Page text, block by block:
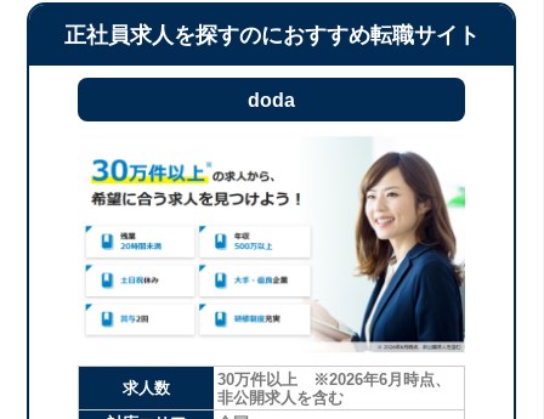
正社員求人を探すのにおすすめ転職サイト
doda
求人数
30万件以上 ※2026年6月時点、
非公開求人を含む